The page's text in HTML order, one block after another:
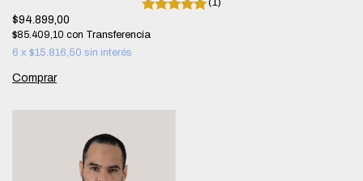
(1)
$94.899,00
$85.409,10 con
6 x $15.816,50 sin interés
Comprar